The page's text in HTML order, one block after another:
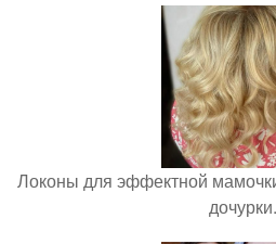
Локоны для эффектной
дочурки.